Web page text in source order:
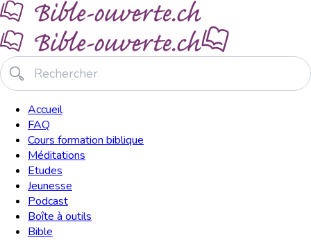
Accueil
FAQ
Cours formation biblique
Méditations
Etudes
Jeunesse
Podcast
Boîte à outils
Bible